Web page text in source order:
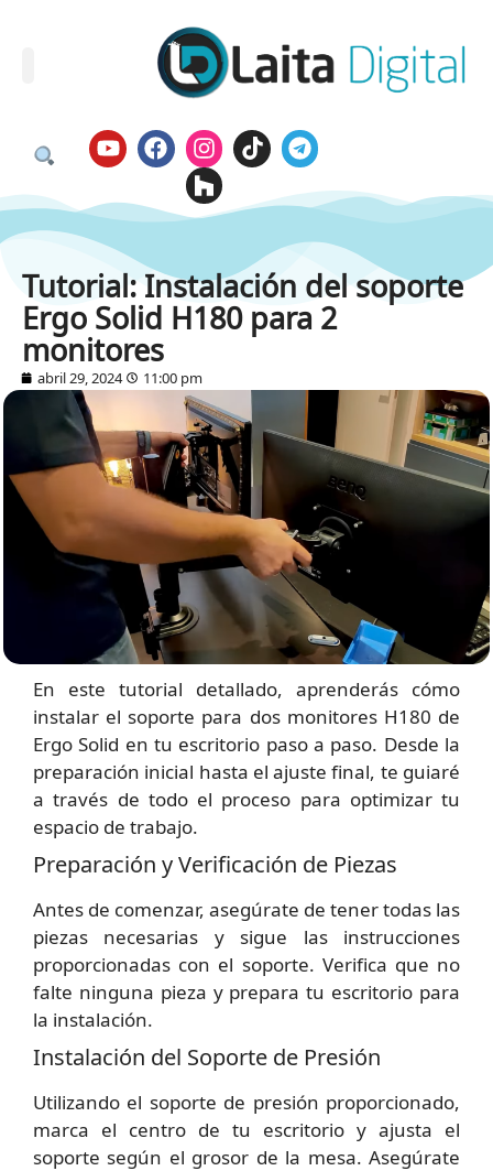
Tutorial: Instalación del soporte
Ergo Solid H180 para 2
monitores
abril 29, 2024 11:00 pm
En este tutorial detallado, aprenderás cómo
instalar el soporte para dos monitores H180 de
Ergo Solid en tu escritorio paso a paso. Desde la
preparación inicial hasta el ajuste final, te guiaré
a través de todo el proceso para optimizar tu
espacio de trabajo.
Preparación y Verificación de Piezas
Antes de comenzar, asegúrate de tener todas las
piezas necesarias y sigue las instrucciones
proporcionadas con el soporte. Verifica que no
falte ninguna pieza y prepara tu escritorio para
la instalación.
Instalación del Soporte de Presión
Utilizando el soporte de presión proporcionado,
marca el centro de tu escritorio y ajusta el
soporte según el grosor de la mesa. Asegúrate